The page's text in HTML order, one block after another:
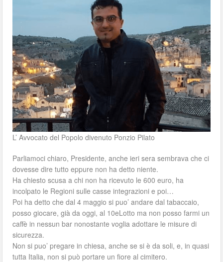
L’ Avvocato del Popolo divenuto Ponzio Pilato
Parliamoci chiaro, Presidente, anche ieri sera sembrava che ci
dovesse dire tutto eppure non ha detto niente.
Ha chiesto scusa a chi non ha ricevuto le 600 euro, ha
incolpato le Regioni sulle casse integrazioni e poi…
Poi ha detto che dal 4 maggio si puo’ andare dal tabaccaio,
posso giocare, già da oggi, al 10eLotto ma non posso farmi un
caffè in nessun bar nonostante voglia adottare le misure di
sicurezza.
Non si puo’ pregare in chiesa, anche se si è da soli, e, in quasi
tutta Italia, non si può portare un fiore al cimitero.